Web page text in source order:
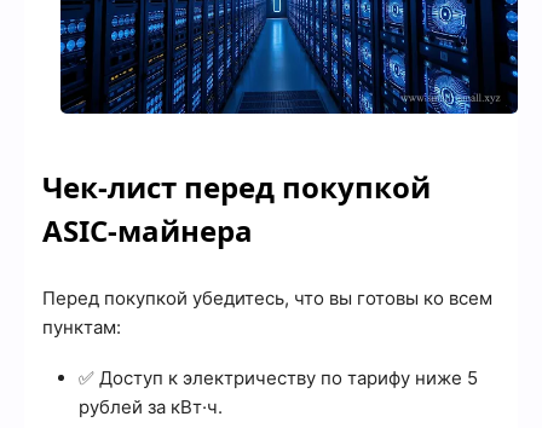
Чек-лист перед покупкой
ASIC-майнера
Перед покупкой убедитесь, что вы готовы ко всем
пунктам:
✅ Доступ к электричеству по тарифу ниже 5
рублей за кВт·ч.